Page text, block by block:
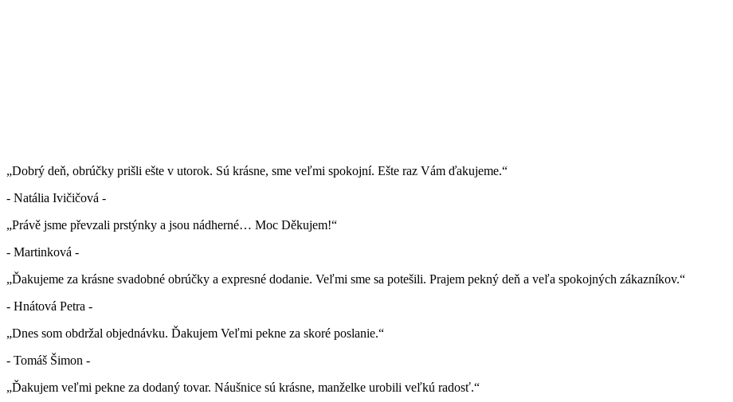
„Dobrý deň, obrúčky prišli ešte v utorok. Sú krásne, sme veľmi spokojní. Ešte raz Vám ďakujeme.“
- Natália Ivičičová -
„Právě jsme převzali prstýnky a jsou nádherné… Moc Děkujem!“
- Martinková -
„Ďakujeme za krásne svadobné obrúčky a expresné dodanie. Veľmi sme sa potešili. Prajem pekný deň a veľa spokojných zákazníkov.“
- Hnátová Petra -
„Dnes som obdržal objednávku. Ďakujem Veľmi pekne za skoré poslanie.“
- Tomáš Šimon -
„Ďakujem veľmi pekne za dodaný tovar. Náušnice sú krásne, manželke urobili veľkú radosť.“